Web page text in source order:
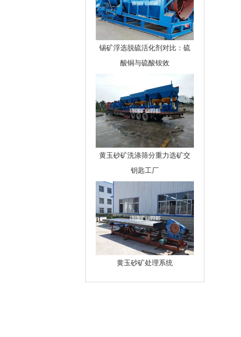
锡矿浮选脱硫活化剂对比：硫
酸铜与硫酸铵效
黄玉砂矿洗涤筛分重力选矿交
钥匙工厂
黄玉砂矿处理系统